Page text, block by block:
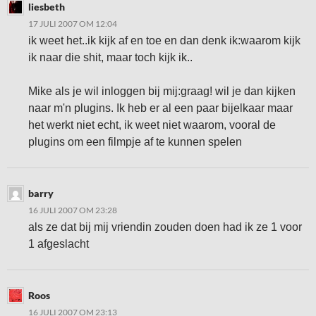
liesbeth
17 JULI 2007 OM 12:04
ik weet het..ik kijk af en toe en dan denk ik:waarom kijk
ik naar die shit, maar toch kijk ik..
Mike als je wil inloggen bij mij:graag! wil je dan kijken
naar m'n plugins. Ik heb er al een paar bijelkaar maar
het werkt niet echt, ik weet niet waarom, vooral de
plugins om een filmpje af te kunnen spelen
barry
16 JULI 2007 OM 23:28
als ze dat bij mij vriendin zouden doen had ik ze 1 voor
1 afgeslacht
Roos
16 JULI 2007 OM 23:13